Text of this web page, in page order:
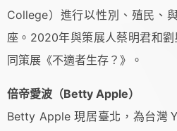
College）進行以性別、殖民、
座。 2020年與策展人蔡明君和
同策展《不適者生存？》。
倍帝愛波（Betty Apple）
Betty Apple 現居臺北，為台灣